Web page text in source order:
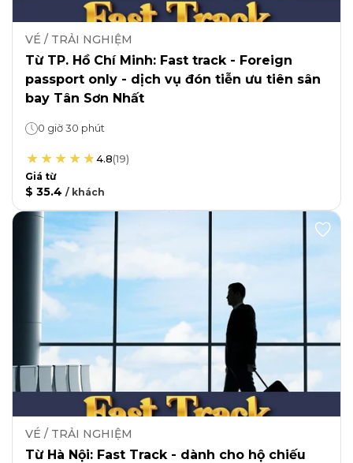
VÉ / TRẢI NGHIỆM
Từ TP. Hồ Chí Minh: Fast track - Foreign
passport only - dịch vụ đón tiễn ưu tiên sân
bay Tân Sơn Nhất
0 giờ 30 phút
4.8(19)
Giá từ
$ 35.4 / khách
VÉ / TRẢI NGHIỆM
Từ Hà Nội: Fast Track - dành cho hộ chiếu